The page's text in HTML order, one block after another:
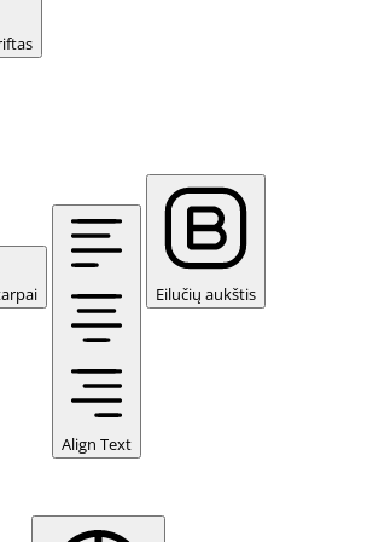
Align Text
Eilučių aukštis